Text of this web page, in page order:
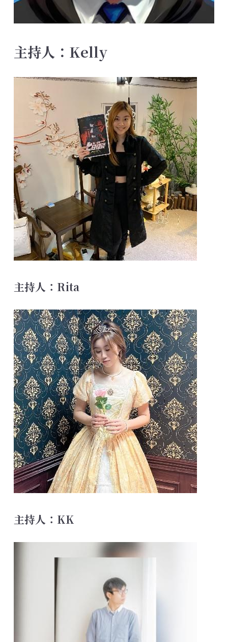
主持人：Kelly
主持人：Rita
主持人：KK